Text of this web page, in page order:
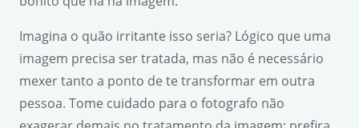
Imagina o quão irritante isso seria? Lógico que uma
imagem precisa ser tratada, mas não é necessário
mexer tanto a ponto de te transformar em outra
pessoa. Tome cuidado para o fotografo não